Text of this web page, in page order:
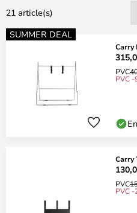
21 article(s)
SUMMER DEAL
Carry
PVC
PVC -
Carry
PVC
PVC -